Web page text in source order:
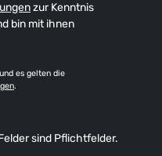
zur Kenntnis
bin mit ihnen
es gelten die
.
sind Pflichtfelder.